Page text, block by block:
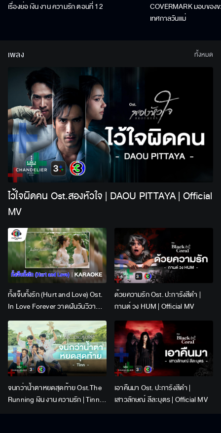
เรื่องย่อ เงิน งาน ความรัก ตอนที่ 12
COVERMARK มอบขอ
เทศกาลวันแม่
เพลง
ไว้ใจผิดคน Ost.สองหัวใจ | DAOU PITTAYA | Official
MV
ทั้งเจ็บทั้งรัก (Hurt and Love) Ost.
In Love Forever วาดฝันวันวิวาห์ |
Lingling Kwong x Orm
Kornnaphat | Official Karaoke
ด้วยความรัก Ost. ปะการังสีดำ |
กานต์ วง HUM | Official MV
จนกว่าน้ำตาหยดสุดท้าย Ost.The
Running เงิน งาน ความรัก | Tinn |
เอาคืนมา Ost. ปะการังสีดำ |
เสาวลักษณ์ ลีละบุตร | Official MV
ทั้งหมด